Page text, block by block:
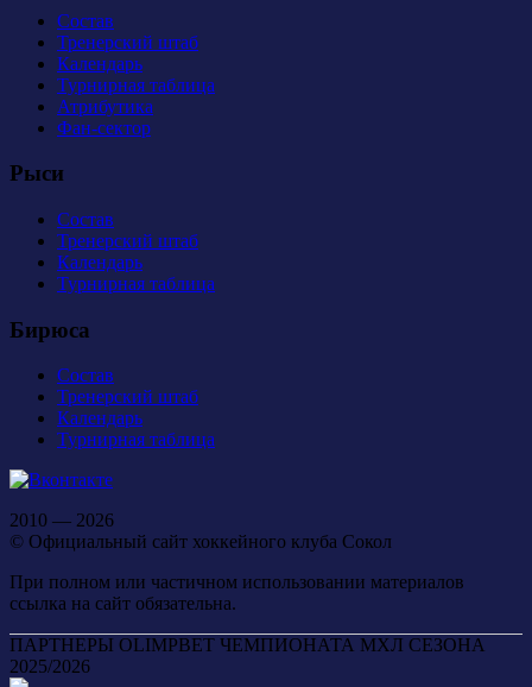
Состав
Тренерский штаб
Календарь
Турнирная таблица
Атрибутика
Фан-сектор
Рыси
Состав
Тренерский штаб
Календарь
Турнирная таблица
Бирюса
Состав
Тренерский штаб
Календарь
Турнирная таблица
2010 — 2026
© Официальный сайт хоккейного клуба Сокол
При полном или частичном использовании материалов
ссылка на сайт обязательна.
ПАРТНЕРЫ OLIMPBET ЧЕМПИОНАТА МХЛ СЕЗОНА
2025/2026